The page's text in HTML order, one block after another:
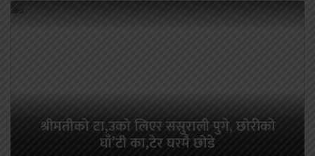
श्रीमतीको टा,उको लिएर ससुराली पुगे, छोरीको
घाँ’टी का,टेर घरमै छोडे